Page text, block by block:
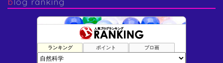
ランキング ポイント ブロ画
1位 けむさん 化学情報センター